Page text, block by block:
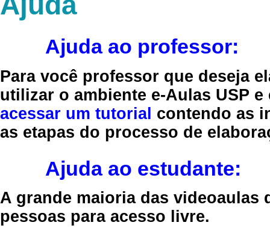
Ajuda ao professor:
Para você professor que deseja
utilizar o ambiente e-Aulas USP
acessar um tutorial contendo as
as etapas do processo de
Ajuda ao estudante:
A grande maioria das videoaulas
pessoas para acesso livre.